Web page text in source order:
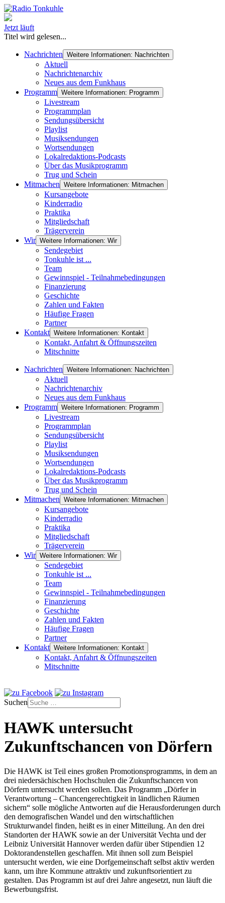
Jetzt läuft
Titel wird gelesen...
Nachrichten Weitere Informationen: Nachrichten
Aktuell
Nachrichtenarchiv
Neues aus dem Funkhaus
Programm Weitere Informationen: Programm
Livestream
Programmplan
Sendungsübersicht
Playlist
Musiksendungen
Wortsendungen
Lokalredaktions-Podcasts
Über das Musikprogramm
Trug und Schein
Mitmachen Weitere Informationen: Mitmachen
Kursangebote
Kinderradio
Praktika
Mitgliedschaft
Trägerverein
Wir Weitere Informationen: Wir
Sendegebiet
Tonkuhle ist ...
Team
Gewinnspiel - Teilnahmebedingungen
Finanzierung
Geschichte
Zahlen und Fakten
Häufige Fragen
Partner
Kontakt Weitere Informationen: Kontakt
Kontakt, Anfahrt & Öffnungszeiten
Mitschnitte
Nachrichten Weitere Informationen: Nachrichten
Aktuell
Nachrichtenarchiv
Neues aus dem Funkhaus
Programm Weitere Informationen: Programm
Livestream
Programmplan
Sendungsübersicht
Playlist
Musiksendungen
Wortsendungen
Lokalredaktions-Podcasts
Über das Musikprogramm
Trug und Schein
Mitmachen Weitere Informationen: Mitmachen
Kursangebote
Kinderradio
Praktika
Mitgliedschaft
Trägerverein
Wir Weitere Informationen: Wir
Sendegebiet
Tonkuhle ist ...
Team
Gewinnspiel - Teilnahmebedingungen
Finanzierung
Geschichte
Zahlen und Fakten
Häufige Fragen
Partner
Kontakt Weitere Informationen: Kontakt
Kontakt, Anfahrt & Öffnungszeiten
Mitschnitte
Suchen
HAWK untersucht
Zukunftschancen von Dörfern
Die HAWK ist Teil eines großen Promotionsprogramms, in dem an
drei niedersächischen Hochschulen die Zukunftschancen von
Dörfern untersucht werden sollen. Das Programm „Dörfer in
Verantwortung – Chancengerechtigkeit in ländlichen Räumen
sichern“ solle mögliche Antworten auf die Herausforderungen durch
den demografischen Wandel und den wirtschaftlichen
Strukturwandel finden, heißt es in einer Mitteilung. An den drei
Standorten der HAWK sowie an der Universität Vechta und der
Leibniz Universität Hannover werden dafür über Stipendien 12
Doktorandenstellen geschaffen. Mit ihnen soll zum Beispiel
untersucht werden, wie eine Dorfgemeinschaft selbst aktiv werden
kann, um ihre Kommune attraktiv und zukunftsorientiert zu
gestalten. Das Programm ist auf drei Jahre angesetzt, nun läuft die
Bewerbungsfrist.